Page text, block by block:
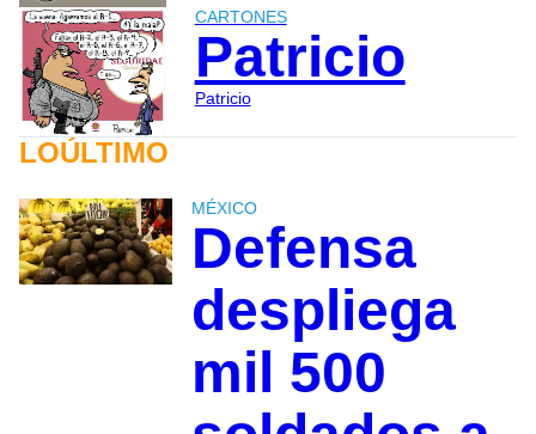
CARTONES
Patricio
Patricio
LOÚLTIMO
MÉXICO
Defensa
despliega
mil 500